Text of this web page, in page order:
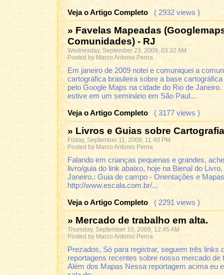
Veja o Artigo Completo ( 2932 views )
» Favelas Mapeadas
Comunidades) - RJ
Wednesday, September 23, 2009, 03:32 AM
Posted by Marco Antonio Perna
Em janeiro de 2009 notei e comuniquei a
cartográfica brasileira sobre a base
pelo Google Maps na cidade do Rio de Janeiro.
estive em um seminário em São Paul...
Veja o Artigo Completo ( 3177 views )
» Livros e Guias sobre
Friday, September 11, 2009, 11:40 PM
Posted by Marco Antonio Perna
Falando em crianças pequenas e grandes,
livro/guia do link abaixo, hoje na Bienal do
Janeiro.: Guia de campo - Orientações e Mapas
http://www.escala.com.br/...
Veja o Artigo Completo ( 2291 views )
» Mercado de trabalho em alta.
Thursday, September 10, 2009, 12:45 AM
Posted by Marco Antonio Perna
Prezados, Só para registrar, seguem três links
reportagens recentes sobre nosso mercado de
Além dos Mapas Nessa reportagem acima eu